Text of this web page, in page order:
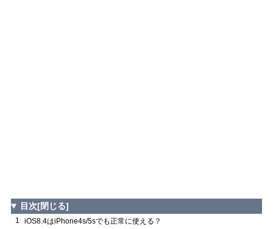
目次[閉じる]
1 iOS8.4はiPhone4s/5sでも正常に使える？